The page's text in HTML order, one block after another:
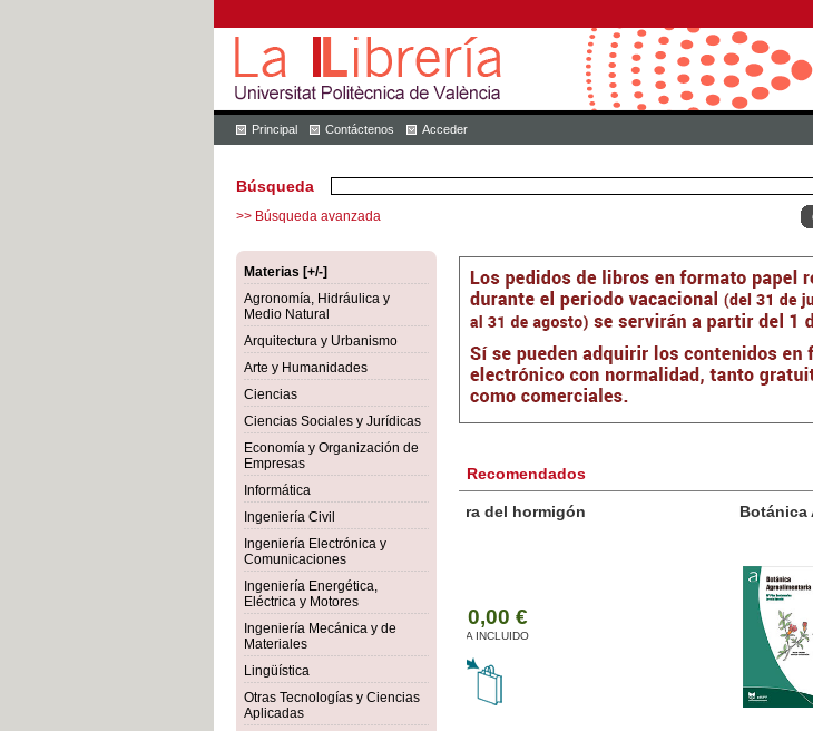
Principal Contáctenos Acceder
Búsqueda
>> Búsqueda avanzada
Materias [+/-]
Agronomía, Hidráulica y
Medio Natural
Arquitectura y Urbanismo
Arte y Humanidades
Ciencias
Ciencias Sociales y Jurídicas
Economía y Organización de
Empresas
Informática
Ingeniería Civil
Ingeniería Electrónica y
Comunicaciones
Ingeniería Energética,
Eléctrica y Motores
Ingeniería Mecánica y de
Materiales
Lingüística
Otras Tecnologías y Ciencias
Aplicadas
Recomendados
Botánica Agroalimentaria